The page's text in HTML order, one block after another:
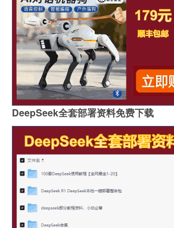
DeepSeek全套部署资料免费下载